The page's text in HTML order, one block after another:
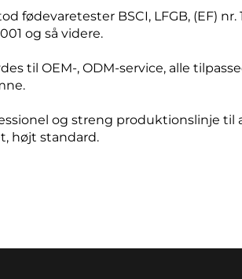
fødevaretester BSCI, LFGB, (EF) nr.
og så videre.
til OEM-, ODM-service, alle
og streng produktionslinje til
højt standard.